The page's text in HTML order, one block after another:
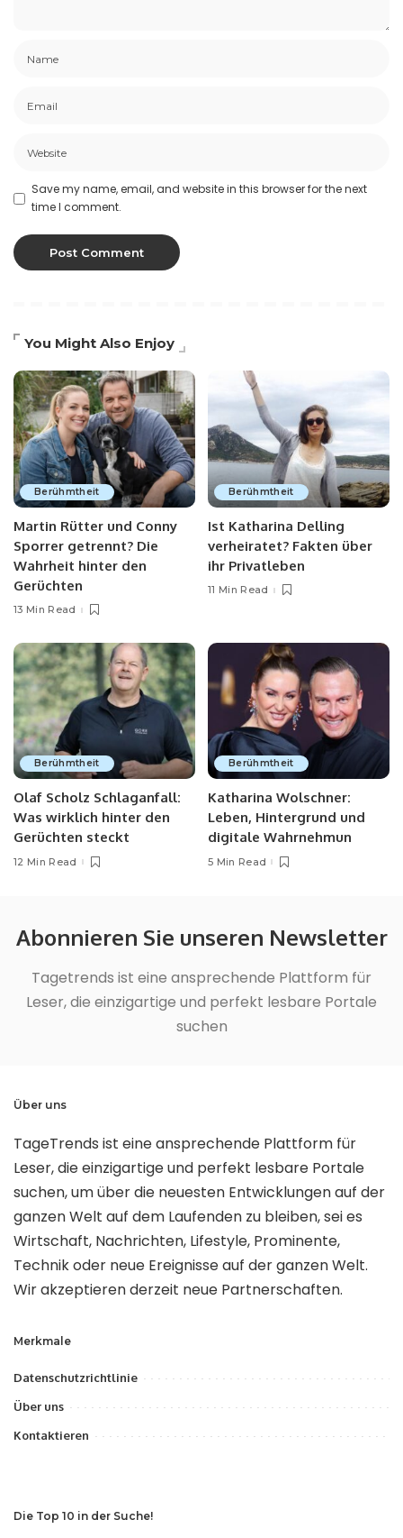
Save my name, email, and website in this browser for the next
time I comment.
You Might Also Enjoy
Berühmtheit
Martin Rütter und Conny
Sporrer getrennt? Die
Wahrheit hinter den
Gerüchten
13 Min Read
Berühmtheit
Ist Katharina Delling
verheiratet? Fakten über
ihr Privatleben
11 Min Read
Berühmtheit
Olaf Scholz Schlaganfall:
Was wirklich hinter den
Gerüchten steckt
12 Min Read
Berühmtheit
Katharina Wolschner:
Leben, Hintergrund und
digitale Wahrnehmun
5 Min Read
Abonnieren Sie unseren Newsletter
Tagetrends ist eine ansprechende Plattform für
Leser, die einzigartige und perfekt lesbare Portale
suchen
Über uns
TageTrends ist eine ansprechende Plattform für
Leser, die einzigartige und perfekt lesbare Portale
suchen, um über die neuesten Entwicklungen auf der
ganzen Welt auf dem Laufenden zu bleiben, sei es
Wirtschaft, Nachrichten, Lifestyle, Prominente,
Technik oder neue Ereignisse auf der ganzen Welt.
Wir akzeptieren derzeit neue Partnerschaften.
Merkmale
Datenschutzrichtlinie
Über uns
Kontaktieren
Die Top 10 in der Suche!